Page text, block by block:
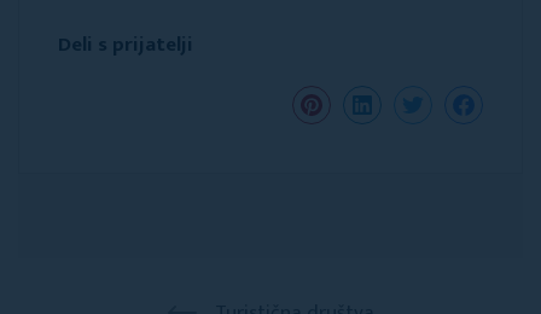
Deli s prijatelji